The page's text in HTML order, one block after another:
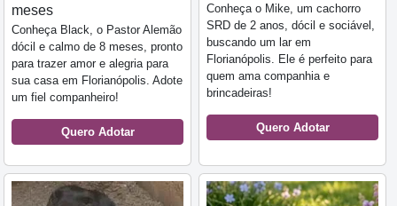
meses
Conheça Black, o Pastor Alemão
dócil e calmo de 8 meses, pronto
para trazer amor e alegria para
sua casa em Florianópolis. Adote
um fiel companheiro!
Quero Adotar
Conheça o Mike, um cachorro
SRD de 2 anos, dócil e sociável,
buscando um lar em
Florianópolis. Ele é perfeito para
quem ama companhia e
brincadeiras!
Quero Adotar